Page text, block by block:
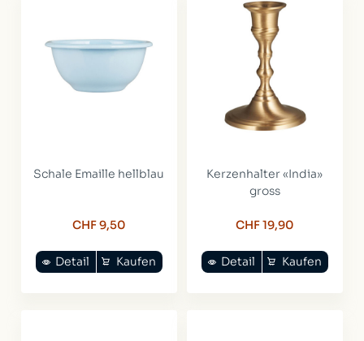
Schale Emaille hellblau
CHF 9,50
Kaufen
Detail
Kerzenhalter «India»
gross
CHF 19,90
Kaufen
Detail